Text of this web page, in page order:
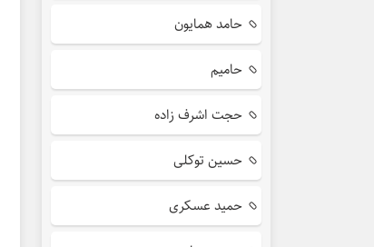
حامد همایون
حامیم
حجت اشرف زاده
حسین توکلی
حمید عسکری